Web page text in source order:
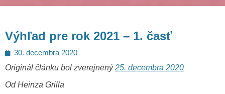
Výhľad pre rok 2021 – 1. časť
Posted
on
30. decembra 2020
Originál článku bol zverejnený25. decembra 2020
Od Heinza Grilla